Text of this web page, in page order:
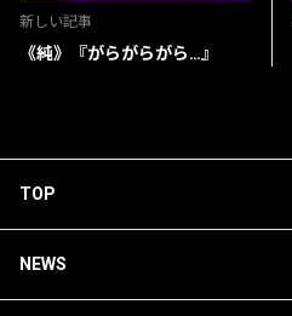
新しい記事
《純》『がらがらがら…』
TOP
NEWS